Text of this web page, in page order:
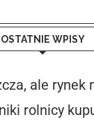
OSTATNIE WPISY
ale rynek
rolnicy